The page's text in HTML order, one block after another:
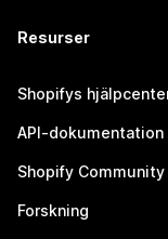
Resurser
Shopifys
API-dokumentation
Shopify Community
Forskning